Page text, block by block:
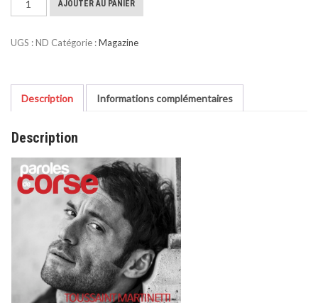
de
2024
AJOUTER AU PANIER
UGS :ND Catégorie :Magazine
Description Informations complémentaires
Description